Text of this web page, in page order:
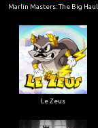
Marlin Masters: The Big Haul
Le Zeus